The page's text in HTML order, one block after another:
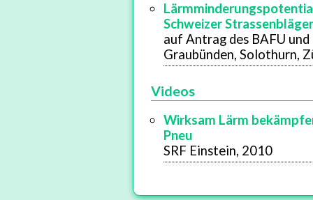
Schweizer
auf Antrag des BAFU
Graubünden, Solothurn,
Videos
Wirksam Lärm
Pneu
SRF Einstein, 2010